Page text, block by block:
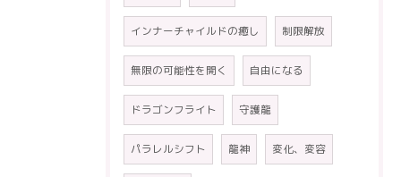
インナーチャイルドの癒し 制限解放
無限の可能性を開く 自由になる
ドラゴンフライト 守護龍
パラレルシフト 龍神 変化、変容